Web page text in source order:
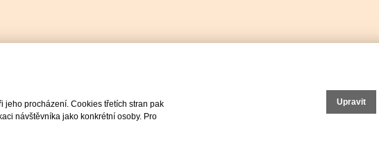
jeho procházení. Cookies třetích stran pak
návštěvníka jako konkrétní osoby. Pro
Upravit